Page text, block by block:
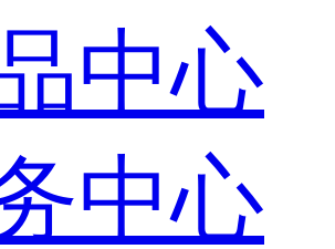
中心
中心